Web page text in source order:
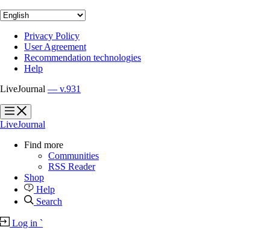
Privacy Policy
User Agreement
Recommendation technologies
Help
LiveJournal — v.931
?
?
LiveJournal
Find more
Communities
RSS Reader
Shop
Help
Search
Log in `